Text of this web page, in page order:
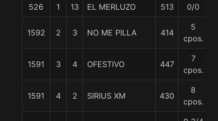
526 1 13 EL MERLUZO 513 0/0
1592 2 3 NO ME PILLA 414
5
cpos.
1591 3 4 OFESTIVO 447
7
cpos.
1591 4 2 SIRIUS XM 430
8
cpos.